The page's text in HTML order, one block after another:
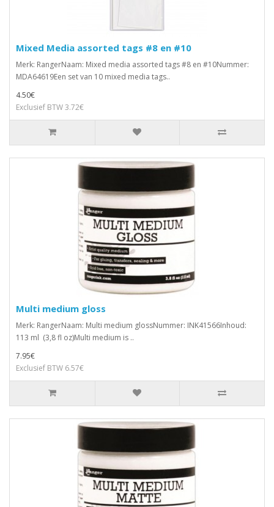
Mixed Media assorted tags #8 en #10
Merk: RangerNaam: Mixed media assorted tags #8 en #10Nummer:
MDA64619Een set van 10 mixed media tags..
4.50€
Exclusief BTW 3.72€
Multi medium gloss
Merk: RangerNaam: Multi medium glossNummer: INK41566Inhoud:
113 ml (3,8 fl oz)Multi medium is ..
7.95€
Exclusief BTW 6.57€